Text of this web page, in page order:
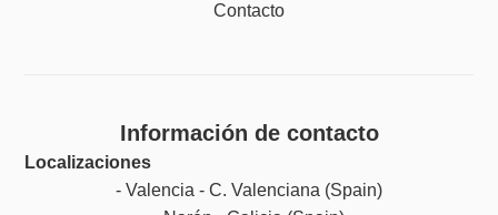
Contacto
Información de contacto
Localizaciones
- Valencia - C. Valenciana (Spain)